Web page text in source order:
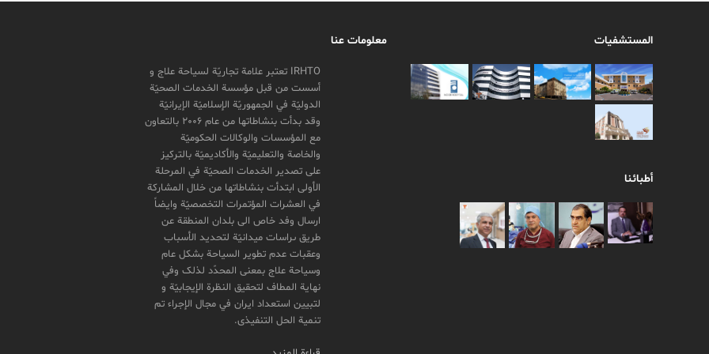
المستشفيات
أطبائنا
معلومات عنا
IRHTO تعتبر علامة تجاریّة لسیاحة علاج و
أسست من قبل مؤسسة الخدمات الصحیّة
الدولیّة في الجمهوریّة الإسلامیّة الإیرانیّة
وقد بدأت بنشاطاتها من عام 2006 بالتعاون
مع المؤسسات والوکالات الحکومیّة
والخاصة والتعلیمیّة والأکادیمیّة بالترکیز
علی تصدیر الخدمات الصحیّة في المرحلة
الأولی ابتدأت بنشاطاتها من خلال المشارکة
في العشرات المؤتمرات التخصصیّة وایضاً
ارسال وفد خاص الی بلدان المنطقة عن
طريق ىراسات ميدانیّة لتحدید الأسباب
وعقبات عدم تطویر السیاحة بشکل عام
وسیاحة علاج بمعنی المحدّد لذلک وفي
نهایة المطاف لتحقیق النظرة الإیجابیّة و
لتبیین استعداد ایران في مجال الإجراء تم
تنمیة الحل التنفیذی.